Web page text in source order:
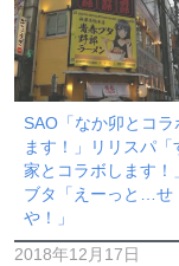
SAO「なか卯とコラ
ます！」リリスパ「
家とコラボします！
ブタ「えーっと…せ
や！」
2018年12月17日